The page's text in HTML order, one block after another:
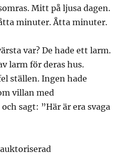
Mitt på ljusa dagen.
minuter. Åtta minuter.
var? De hade ett larm.
larm för deras hus.
ställen. Ingen hade
villan med
sagt: ”Här är era svaga